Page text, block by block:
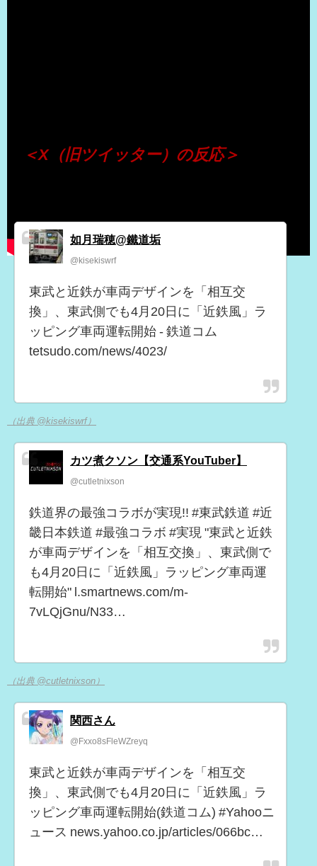
＜X（旧ツイッター）の反応＞
如月瑞穂@鐵道垢
@kisekiswrf
東武と近鉄が車両デザインを「相互交
換」、東武側でも4月20日に「近鉄風」ラ
ッピング車両運転開始 - 鉄道コム
tetsudo.com/news/4023/
（出典 @kisekiswrf）
カツ煮クソン【交通系YouTuber】
@cutletnixson
鉄道界の最強コラボが実現!! #東武鉄道 #近
畿日本鉄道 #最強コラボ #実現 "東武と近鉄
が車両デザインを「相互交換」、東武側で
も4月20日に「近鉄風」ラッピング車両運
転開始" l.smartnews.com/m-
7vLQjGnu/N33…
（出典 @cutletnixson）
関西さん
@Fxxo8sFleWZreyq
東武と近鉄が車両デザインを「相互交
換」、東武側でも4月20日に「近鉄風」ラ
ッピング車両運転開始(鉄道コム) #Yahooニ
ュース news.yahoo.co.jp/articles/066bc…